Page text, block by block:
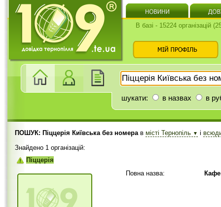
В базі - 15224 організацій
шукати: в назвах в
ПОШУК: Піццерія Київська без номерав місті Тернопіль ▼ і
Знайдено 1 організацій:
Піццерія
Повна назва: